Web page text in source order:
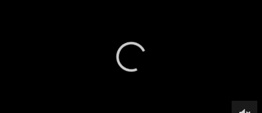
aux États-Unis et des opérations judiciaires en
cours en Belgique et aux Pays-Bas.